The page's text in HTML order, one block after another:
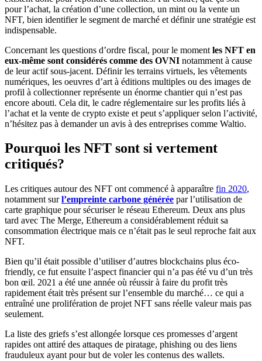
pour l’achat, la création d’une collection, un mint ou la vente un
NFT, bien identifier le segment de marché et définir une stratégie est
indispensable.
Concernant les questions d’ordre fiscal, pour le moment les NFT en
eux-même sont considérés comme des OVNI notamment à cause
de leur actif sous-jacent. Définir les terrains virtuels, les vêtements
numériques, les oeuvres d’art à éditions multiples ou des images de
profil à collectionner représente un énorme chantier qui n’est pas
encore abouti. Cela dit, le cadre réglementaire sur les profits liés à
l’achat et la vente de crypto existe et peut s’appliquer selon l’activité,
n’hésitez pas à demander un avis à des entreprises comme Waltio.
Pourquoi les NFT sont si vertement
critiqués?
Les critiques autour des NFT ont commencé à apparaître fin 2020,
notamment surl’empreinte carbone générée par l’utilisation de
carte graphique pour sécuriser le réseau Ethereum. Deux ans plus
tard avec The Merge, Ethereum a considérablement réduit sa
consommation électrique mais ce n’était pas le seul reproche fait aux
NFT.
Bien qu’il était possible d’utiliser d’autres blockchains plus éco-
friendly, ce fut ensuite l’aspect financier qui n’a pas été vu d’un très
bon œil. 2021 a été une année où réussir à faire du profit très
rapidement était très présent sur l’ensemble du marché… ce qui a
entraîné une prolifération de projet NFT sans réelle valeur mais pas
seulement.
La liste des griefs s’est allongée lorsque ces promesses d’argent
rapides ont attiré des attaques de piratage, phishing ou des liens
frauduleux ayant pour but de voler les contenus des wallets.